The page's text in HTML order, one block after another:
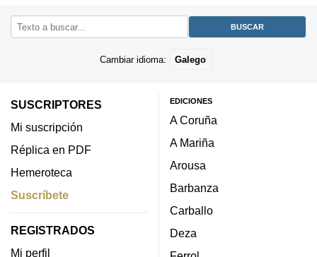
Cambiar idioma: Galego
SUSCRIPTORES
Mi suscripción
Réplica en PDF
Hemeroteca
Suscríbete
REGISTRADOS
Mi perfil
EDICIONES
A Coruña
A Mariña
Arousa
Barbanza
Carballo
Deza